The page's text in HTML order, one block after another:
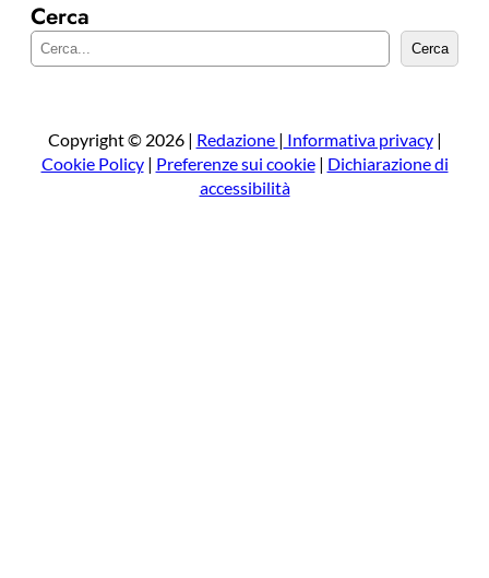
Cerca
e
a
Cerca
Copyright © 2026 | Redazione | Informativa privacy|
Cookie Policy| Preferenze sui cookie| Dichiarazione di
accessibilità